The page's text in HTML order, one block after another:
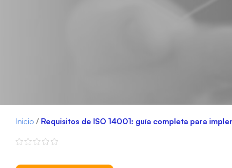
Inicio / Requisitos de ISO 14001: guía completa para